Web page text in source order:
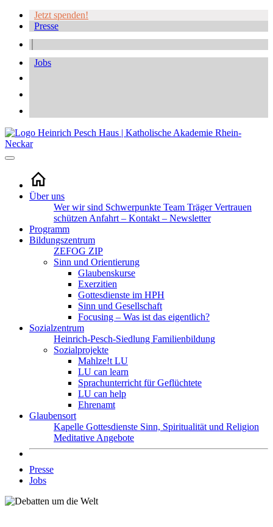
Jetzt spenden!
Presse
Jobs
Über uns
Wer wir sind Schwerpunkte Team TrägerVertrauen
schützen Anfahrt – Kontakt – Newsletter
Programm
Bildungszentrum
ZEFOG ZIP
Sinn und Orientierung
Glaubenskurse
Exerzitien
Gottesdienste im HPH
Sinn und Gesellschaft
Focusing – Was ist das eigentlich?
Sozialzentrum
Heinrich-Pesch-Siedlung Familienbildung
Sozialprojekte
Mahlze!t LU
LU can learn
Sprachunterricht für Geflüchtete
LU can help
Ehrenamt
Glaubensort
Kapelle Gottesdienste Sinn, Spiritualität und Religion
Meditative Angebote
Presse
Jobs